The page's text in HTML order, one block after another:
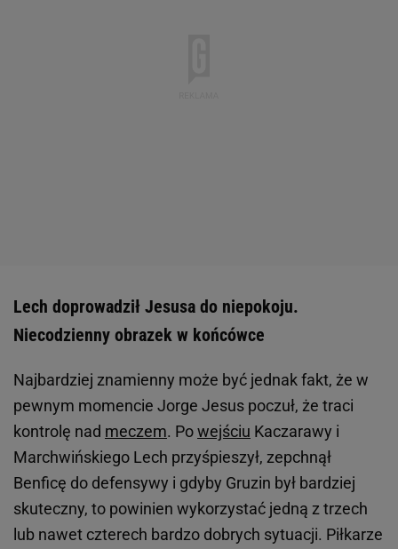
Lech doprowadził Jesusa do niepokoju.
Niecodzienny obrazek w końcówce
Najbardziej znamienny może być jednak fakt, że w
pewnym momencie Jorge Jesus poczuł, że traci
kontrolę nad meczem. Powejściu Kaczarawy i
Marchwińskiego Lech przyśpieszył, zepchnął
Benficę do defensywy i gdyby Gruzin był bardziej
skuteczny, to powinien wykorzystać jedną z trzech
lub nawet czterech bardzo dobrych sytuacji. Piłkarze